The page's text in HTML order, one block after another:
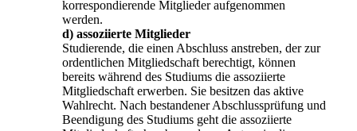
korrespondierende Mitglieder aufgenommen
werden.
d) assoziierte Mitglieder
Studierende, die einen Abschluss anstreben, der zur
ordentlichen Mitgliedschaft berechtigt, können
bereits während des Studiums die assoziierte
Mitgliedschaft erwerben. Sie besitzen das aktive
Wahlrecht. Nach bestandener Abschlussprüfung und
Beendigung des Studiums geht die assoziierte